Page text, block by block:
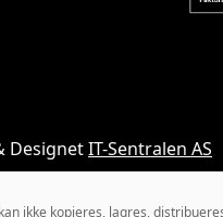
DesignetIT-Sentralen AS
ikke kopieres, lagres,